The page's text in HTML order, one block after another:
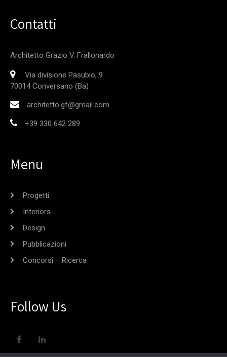
Contatti
Architetto Grazio V. Frallonardo
Via divisione Pasubio, 9
70014 Conversano (Ba)
architetto.gf@gmail.com
+39 330 642 289
Menu
Progetti
Interiors
Design
Pubblicazioni
Concorsi – Ricerca
Follow Us